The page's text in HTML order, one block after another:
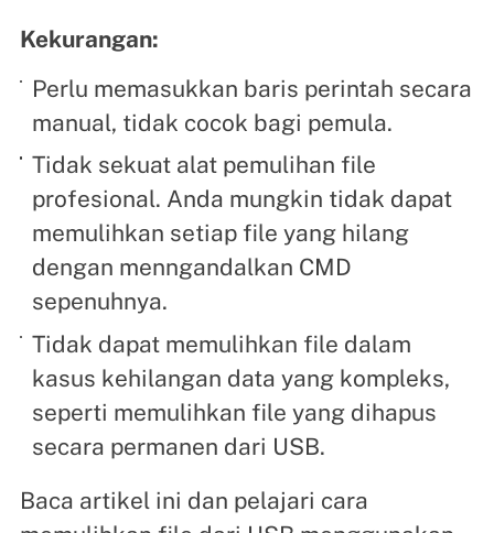
Kekurangan:
Perlu memasukkan baris perintah secara
manual, tidak cocok bagi pemula.
Tidak sekuat alat pemulihan file
profesional. Anda mungkin tidak dapat
memulihkan setiap file yang hilang
dengan menngandalkan CMD
sepenuhnya.
Tidak dapat memulihkan file dalam
kasus kehilangan data yang kompleks,
seperti memulihkan file yang dihapus
secara permanen dari USB.
Baca artikel ini dan pelajari cara